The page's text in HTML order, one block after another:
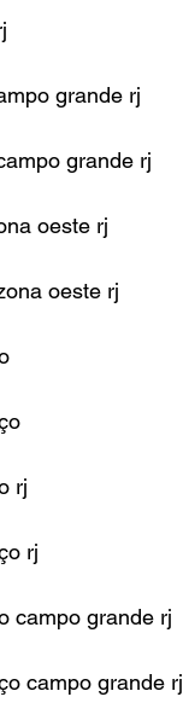
grande rj
grande rj
oeste rj
oeste rj
rj
rj
campo grande rj
campo grande rj